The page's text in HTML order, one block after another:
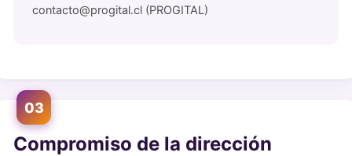
contacto@progital.cl (PROGITAL)
03
Compromiso de la dirección